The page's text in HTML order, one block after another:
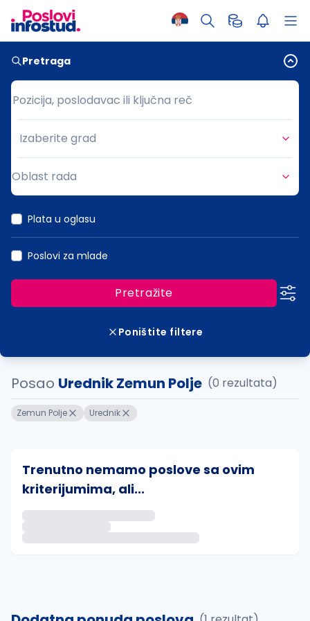
Pretraga
Pozicija, poslodavac ili ključna reč
Pozicija, poslodavac ili ključna reč
Grad
Izaberite grad
Oblast rada
Plata u oglasu
Poslovi za mlade
Pretražite
Poništite filtere
Posao Urednik Zemun Polje (0 rezultata)
Zemun Polje Urednik
Trenutno nemamo poslove sa ovim
kriterijumima, ali...